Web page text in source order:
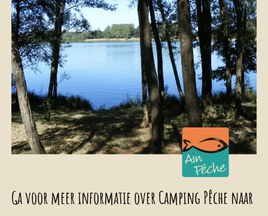
Ga voor meer informatie over Camping Pêche naar